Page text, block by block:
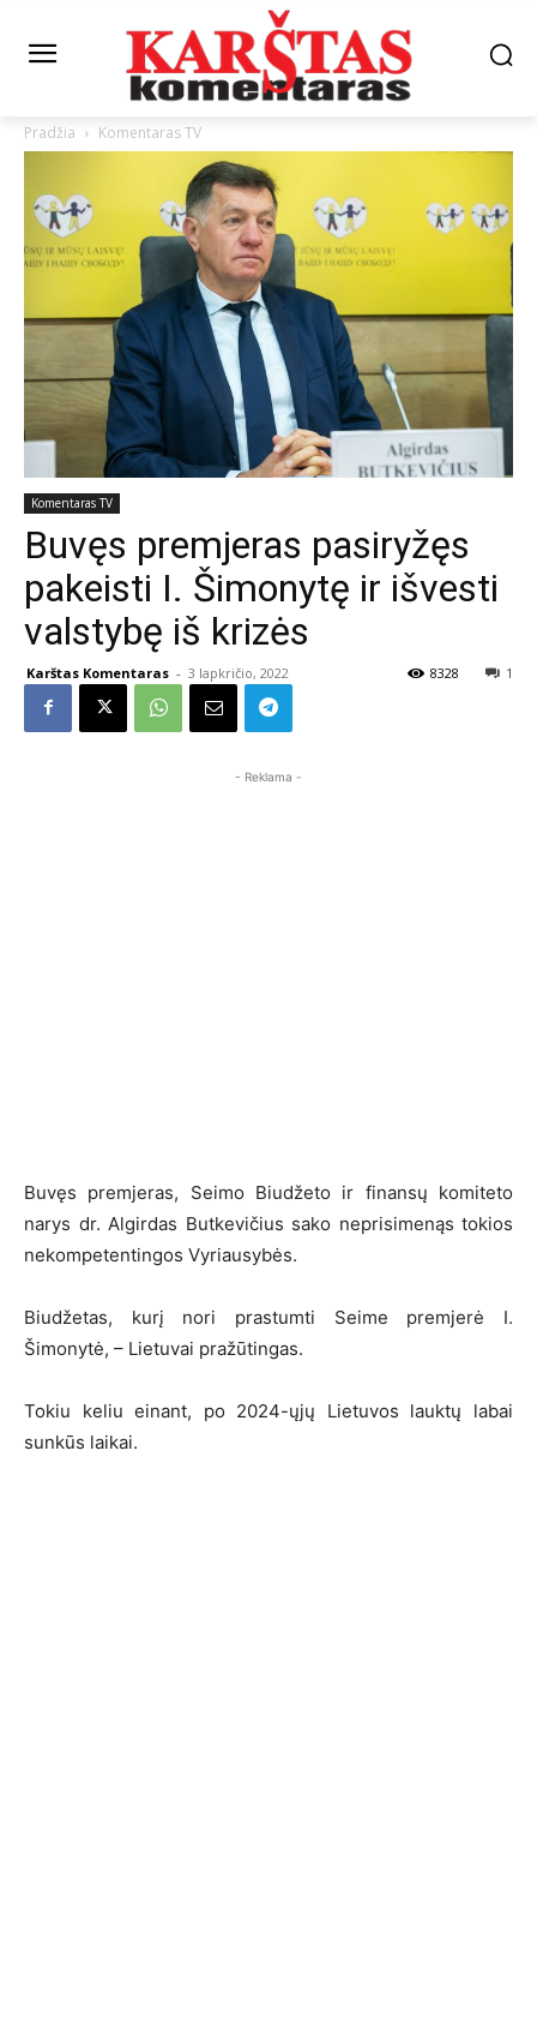
Pradžia Komentaras TV
Komentaras TV
Buvęs premjeras pasiryžęs
pakeisti I. Šimonytę ir išvesti
valstybę iš krizės
Karštas Komentaras - 3 lapkričio, 2022 1
8328
- Reklama -
Buvęs premjeras, Seimo Biudžeto ir finansų komiteto
narys dr. Algirdas Butkevičius sako neprisimenąs tokios
nekompetentingos Vyriausybės.
Biudžetas, kurį nori prastumti Seime premjerė I.
Šimonytė, – Lietuvai pražūtingas.
Tokiu keliu einant, po 2024-ųjų Lietuvos lauktų labai
sunkūs laikai.